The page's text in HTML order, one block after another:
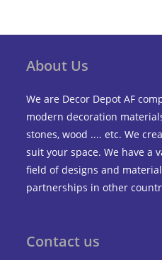
About Us
We are Decor Depot AF
modern decoration
stones, wood .... etc. We
suit your space. We have a
field of designs and
partnerships in other
Contact us